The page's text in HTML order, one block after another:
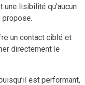
une lisibilité qu’aucun
propose.
un contact ciblé et
directement le
est performant,